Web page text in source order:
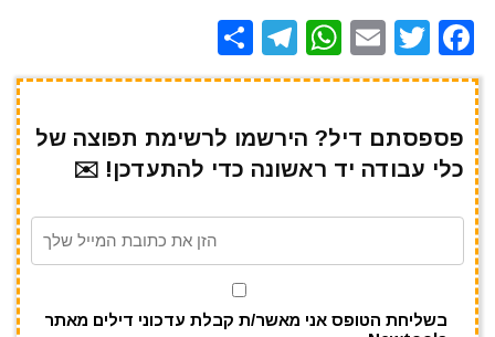
F
a
e
b
o
T
w
te
r
E
m
l
W
h
s
A
p
T
el
gr
a
m
h
e
פספסתם דיל? הירשמו לרשימת תפוצה של
כלי עבודה יד ראשונה כדי להתעדכן! ✉️
בשליחת הטופס אני מאשר/ת קבלת עדכוני דילים מאתר